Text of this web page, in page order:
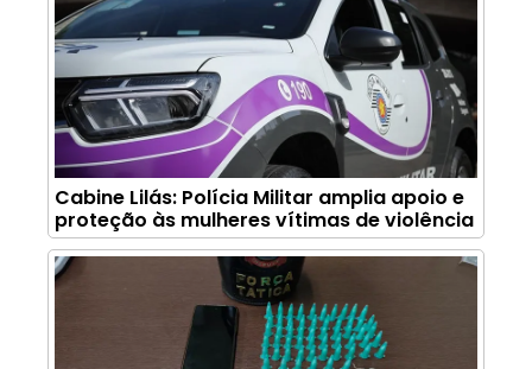
Cabine Lilás: Polícia Militar amplia apoio e
proteção às mulheres vítimas de violência